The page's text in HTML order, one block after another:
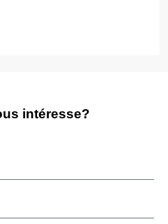
intéresse?